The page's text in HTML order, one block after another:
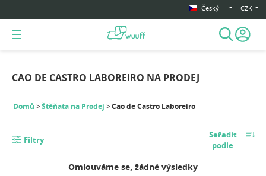
Český CZK
CAO DE CASTRO LABOREIRO NA PRODEJ
Domů Štěňata na Prodej Cao de Castro Laboreiro
Filtry
Seřadit
podle
Omlouváme se, žádné výsledky